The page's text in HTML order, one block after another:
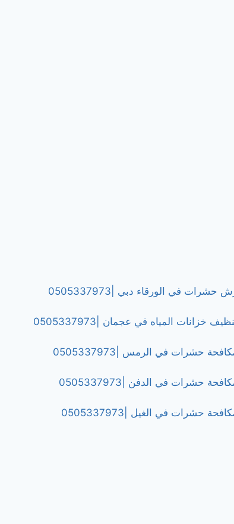
في الورقاء دبي |0505337973
خزانات المياه في عجمان |0505337973
حشرات في الرمس |0505337973
حشرات في الدفن |0505337973
حشرات في الغيل |0505337973